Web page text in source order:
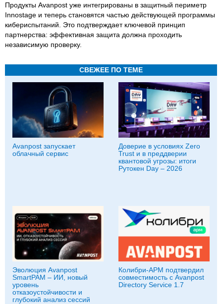
Продукты Avanpost уже интегрированы в защитный периметр
Innostage и теперь становятся частью действующей программы
кибериспытаний. Это подтверждает ключевой принцип
партнерства: эффективная защита должна проходить
независимую проверку.
СВЕЖЕЕ ПО ТЕМЕ
Avanpost запускает
облачный сервис
Доверие в условиях Zero
Trust и в преддверии
квантовой угрозы: итоги
Рутокен Day – 2026
Эволюция Avanpost
SmartPAM – ИИ, новый
уровень
отказоустойчивости и
глубокий анализ сессий
Колибри-АРМ подтвердил
совместимость с Avanpost
Directory Service 1.7